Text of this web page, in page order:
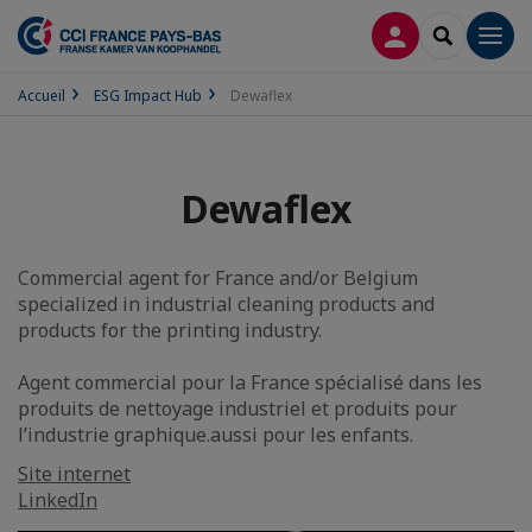
CONNEXION
Accueil ESG Impact Hub Dewaflex
Dewaflex
Commercial agent for France and/or Belgium
specialized in industrial cleaning products and
products for the printing industry.
Agent commercial pour la France spécialisé dans les
produits de nettoyage industriel et produits pour
l’industrie graphique.aussi pour les enfants.
Site internet
LinkedIn